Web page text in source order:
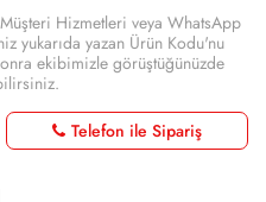
Hizmetleri veya WhatsApp
yukarıda yazan Ürün Kodu'nu
ekibimizle görüştüğünüzde
Telefon ile Sipariş